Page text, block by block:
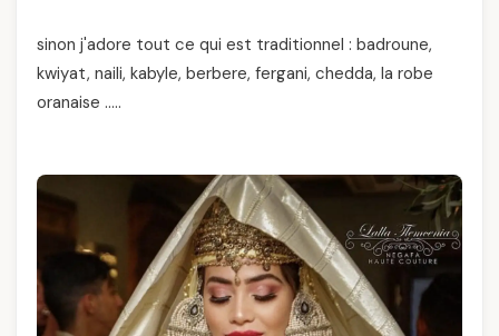
sinon j'adore tout ce qui est traditionnel : badroune,
kwiyat, naili, kabyle, berbere, fergani, chedda, la robe
oranaise …..